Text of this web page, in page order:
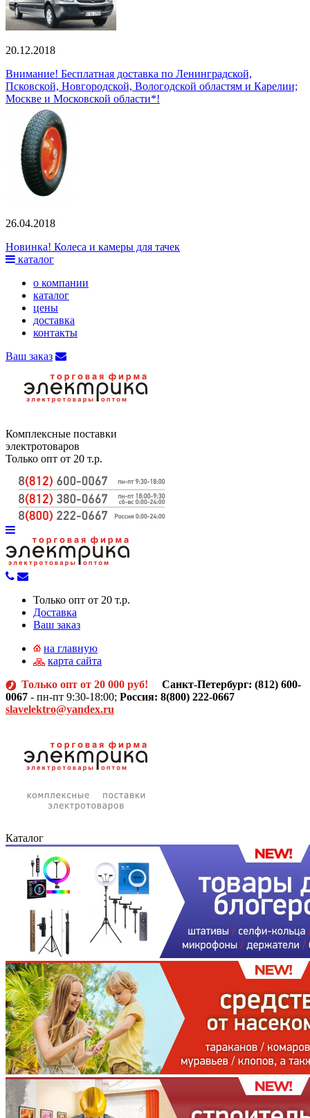
20.12.2018
Внимание! Бесплатная доставка по Ленинградской,
Псковской, Новгородской, Вологодской областям и Карелии;
Москве и Московской области*!
26.04.2018
Новинка! Колеса и камеры для тачек
каталог
о компании
каталог
цены
доставка
контакты
Ваш заказ
Комплексные поставки
электротоваров
Только опт от 20 т.р.
Только опт от 20 т.р.
Доставка
Ваш заказ
на главную
карта сайта
Только опт от 20 000 руб! Санкт-Петербург: (812) 600-
0067 - пн-пт 9:30-18:00; Россия: 8(800) 222-0667
slavelektro@yandex.ru
Каталог